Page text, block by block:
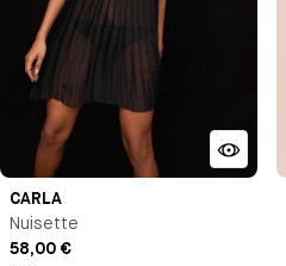
CARLA
Nuisette
58,00 €